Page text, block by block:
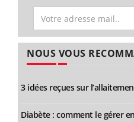
NOUS VOUS
3 idées reçues sur
Diabète : comment le gérer